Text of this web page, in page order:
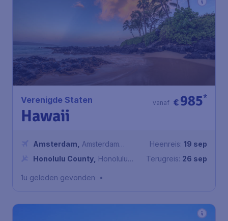
Verenigde Staten
Hawaii
€985*
vanaf
Amsterdam
Amsterdam
Airport Schiphol
Honolulu County Honolulu
Heenreis: 19 sep
Terugreis: 26 sep
1u geleden gevonden •